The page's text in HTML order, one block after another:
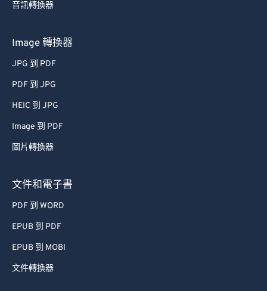
音訊轉換器
Image 轉換器
JPG 到 PDF
PDF 到 JPG
HEIC 到 JPG
Image 到 PDF
圖片轉換器
文件和電子書
PDF 到 WORD
EPUB 到 PDF
EPUB 到 MOBI
文件轉換器